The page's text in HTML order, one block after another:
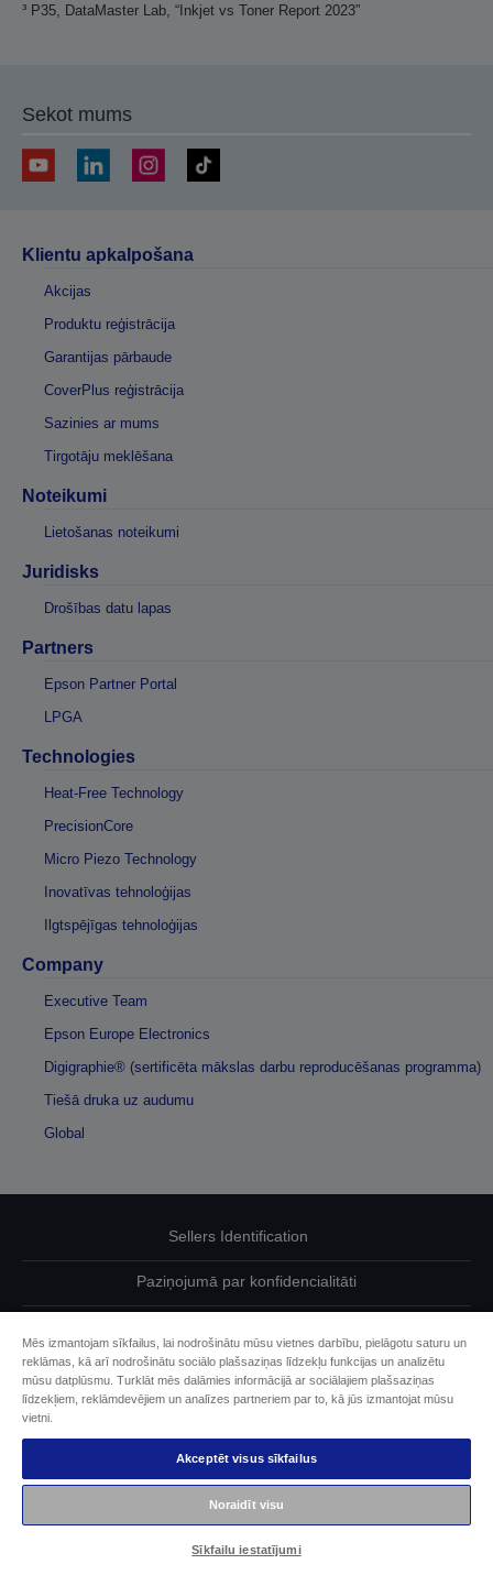
³ P35, DataMaster Lab, “Inkjet vs Toner Report 2023”
Sekot mums
Klientu apkalpošana
Akcijas
Produktu reģistrācija
Garantijas pārbaude
CoverPlus reģistrācija
Sazinies ar mums
Tirgotāju meklēšana
Noteikumi
Lietošanas noteikumi
Juridisks
Drošības datu lapas
Partners
Epson Partner Portal
LPGA
Technologies
Heat-Free Technology
PrecisionCore
Micro Piezo Technology
Inovatīvas tehnoloģijas
Ilgtspējīgas tehnoloģijas
Company
Executive Team
Epson Europe Electronics
Digigraphie® (sertificēta mākslas darbu reproducēšanas programma)
Tiešā druka uz audumu
Global
Sellers Identification
Paziņojumā par konfidencialitāti
Sazinieties ar mums par saviem datiem
Epson apņemšanās pieejamības nodrošināšanā
Autortiesības (c) 2026 Seiko Epson
Mēs izmantojam sīkfailus, lai nodrošinātu mūsu vietnes darbību, pielāgotu saturu un
reklāmas, kā arī nodrošinātu sociālo plašsaziņas līdzekļu funkcijas un analizētu
mūsu datplūsmu. Turklāt mēs dalāmies informācijā ar sociālajiem plašsaziņas
līdzekļiem, reklāmdevējiem un analīzes partneriem par to, kā jūs izmantojat mūsu
vietni.
Akceptēt visus sīkfailus
Noraidīt visu
Sīkfailu iestatījumi